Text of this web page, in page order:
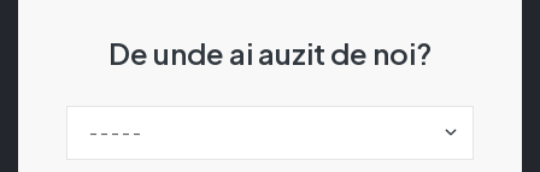
De unde ai auzit de noi?